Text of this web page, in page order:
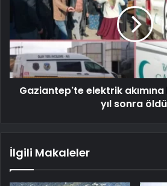
Gaziantep'te elektrik
yıl sonra
İlgili Makaleler